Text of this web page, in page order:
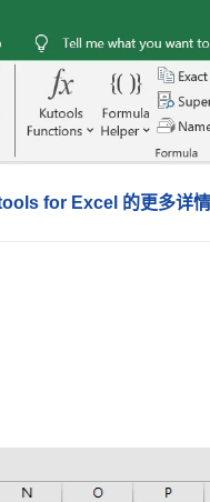
for Excel 的更多详